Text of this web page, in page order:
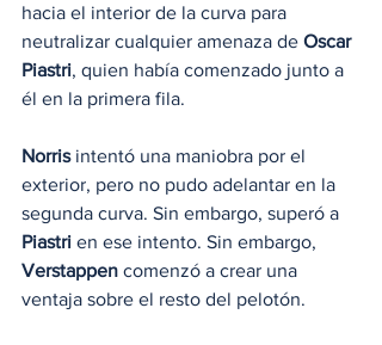
hacia el interior de la curva para
neutralizar cualquier amenaza de Oscar
Piastri, quien había comenzado junto a
él en la primera fila.
Norris intentó una maniobra por el
exterior, pero no pudo adelantar en la
segunda curva. Sin embargo, superó a
Piastri en ese intento. Sin embargo,
Verstappen comenzó a crear una
ventaja sobre el resto del pelotón.